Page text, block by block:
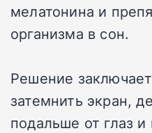
мелатонина и
организма в сон.
Решение
затемнить экран,
подальше от глаз и